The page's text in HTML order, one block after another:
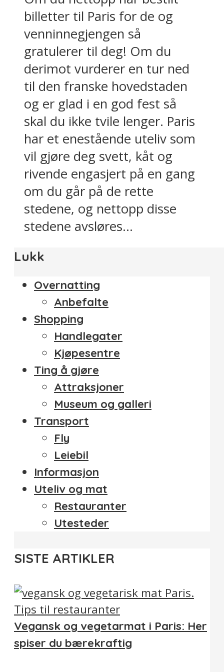
billetter til Paris for de og
venninnegjengen så
gratulerer til deg! Om du
derimot vurderer en tur ned
til den franske hovedstaden
og er glad i en god fest så
skal du ikke tvile lenger. Paris
har et enestående uteliv som
vil gjøre deg svett, kåt og
rivende engasjert på en gang
om du går på de rette
stedene, og nettopp disse
stedene avsløres...
Lukk
Overnatting
Anbefalte
Shopping
Handlegater
Kjøpesentre
Ting å gjøre
Attraksjoner
Museum og galleri
Transport
Fly
Leiebil
Informasjon
Uteliv og mat
Restauranter
Utesteder
SISTE ARTIKLER
Vegansk og vegetarmat i Paris: Her
spiser du bærekraftig